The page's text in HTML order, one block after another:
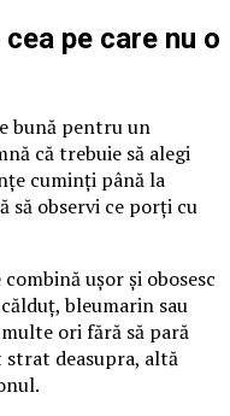
pe care nu o
bună pentru un
că trebuie să alegi
cuminți până la
să observi ce porți cu
ușor și obosesc
bleumarin sau
ori fără să pară
strat deasupra, altă